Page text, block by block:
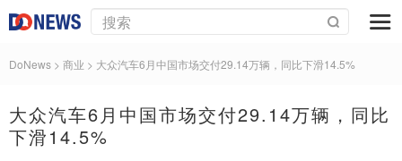
DoNews > 商业 > 大众汽车6月中国市场交付29.14万辆，同比下滑14.5%
大众汽车6月中国市场交付29.14万辆，同比
下滑14.5%